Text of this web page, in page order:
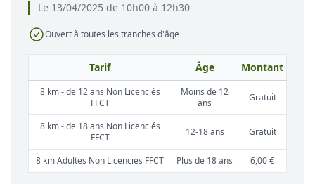
Le 13/04/2025 de 10h00 à 12h30
Ouvert à toutes les tranches d'âge
Tarif Âge Montant
8 km - de 12 ans Non Licenciés
FFCT
Moins de 12
ans
Gratuit
8 km - de 18 ans Non Licenciés
FFCT
12-18 ans Gratuit
8 km Adultes Non Licenciés FFCT Plus de 18 ans 6,00 €